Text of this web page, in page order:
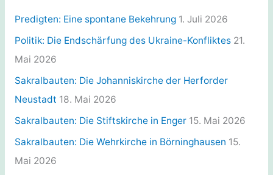
r
i
e
n
Predigten: Eine spontane Bekehrung 1. Juli 2026
Politik: Die Endschärfung des Ukraine-Konfliktes 21.
Mai 2026
Sakralbauten: Die Johanniskirche der Herforder
Neustadt 18. Mai 2026
Sakralbauten: Die Stiftskirche in Enger 15. Mai 2026
Sakralbauten: Die Wehrkirche in Börninghausen 15.
Mai 2026